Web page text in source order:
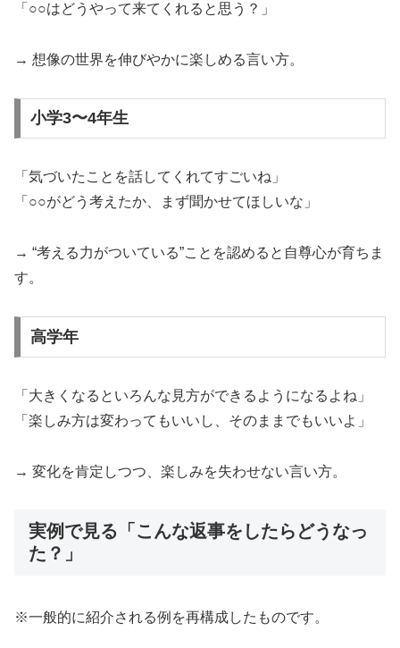
「○○はどうやって来てくれると思う？」
→ 想像の世界を伸びやかに楽しめる言い方。
小学3〜4年生
「気づいたことを話してくれてすごいね」
「○○がどう考えたか、まず聞かせてほしいな」
→ “考える力がついている”ことを認めると自尊心が育ちま
す。
高学年
「大きくなるといろんな見方ができるようになるよね」
「楽しみ方は変わってもいいし、そのままでもいいよ」
→ 変化を肯定しつつ、楽しみを失わせない言い方。
実例で見る「こんな返事をしたらどうなっ
た？」
※一般的に紹介される例を再構成したものです。